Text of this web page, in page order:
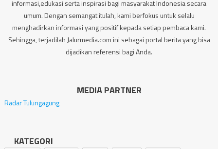
informasi,edukasi serta inspirasi bagi masyarakat Indonesia secara
umum. Dengan semangat itulah, kami berfokus untuk selalu
menghadirkan informasi yang positif kepada setiap pembaca kami.
Sehingga, terjadilah Jalurmedia.com ini sebagai portal berita yang bisa
dijadikan referensi bagi Anda.
MEDIA PARTNER
Radar Tulungagung
KATEGORI